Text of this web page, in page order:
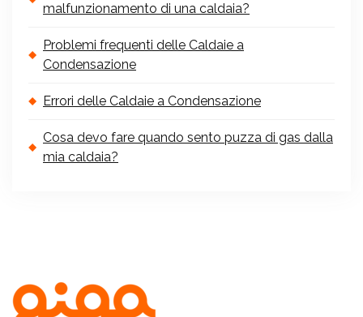
malfunzionamento di una caldaia?
Problemi frequenti delle Caldaie a
Condensazione
Errori delle Caldaie a Condensazione
Cosa devo fare quando sento puzza di gas dalla
mia caldaia?